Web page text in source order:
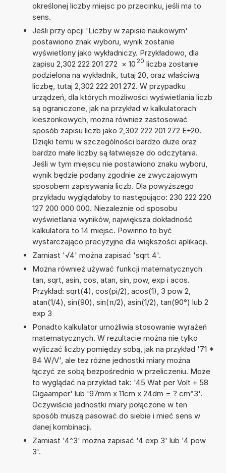
określonej liczby miejsc po przecinku, jeśli ma to
sens.
Jeśli przy opcji 'Liczby w zapisie naukowym'
postawiono znak wyboru, wynik zostanie
wyświetlony jako wykładniczy. Przykładowo, dla
zapisu 2,302 222 201 272 × 10 20 liczba zostanie
podzielona na wykładnik, tutaj 20, oraz właściwą
liczbę, tutaj 2,302 222 201 272. W przypadku
urządzeń, dla których możliwości wyświetlania liczb
są ograniczone, jak na przykład w kalkulatorach
kieszonkowych, można również zastosować
sposób zapisu liczb jako 2,302 222 201 272 E+20.
Dzięki temu w szczególności bardzo duże oraz
bardzo małe liczby są łatwiejsze do odczytania.
Jeśli w tym miejscu nie postawiono znaku wyboru,
wynik będzie podany zgodnie ze zwyczajowym
sposobem zapisywania liczb. Dla powyższego
przykładu wyglądałoby to następująco: 230 222 220
127 200 000 000. Niezależnie od sposobu
wyświetlania wyników, największa dokładność
kalkulatora to 14 miejsc. Powinno to być
wystarczająco precyzyjne dla większości aplikacji.
Zamiast '√4' można zapisać 'sqrt 4'.
Można również używać funkcji matematycznych
tan, sqrt, asin, cos, atan, sin, pow, exp i acos.
Przykład: sqrt(4), cos(pi/2), acos(1), 3 pow 2,
atan(1/4), sin(90), sin(π/2), asin(1/2), tan(90°) lub 2
exp 3
Ponadto kalkulator umożliwia stosowanie wyrażeń
matematycznych. W rezultacie można nie tylko
wyliczać liczby pomiędzy sobą, jak na przykład '71 *
84 W/V', ale też różne jednostki miary można
łączyć ze sobą bezpośrednio w przeliczeniu. Może
to wyglądać na przykład tak: '45 Wat per Volt + 58
Gigaamper' lub '97mm x 11cm x 24dm = ? cm^3'.
Oczywiście jednostki miary połączone w ten
sposób muszą pasować do siebie i mieć sens w
danej kombinacji.
Zamiast '4^3' można zapisać '4 exp 3' lub '4 pow
3'.